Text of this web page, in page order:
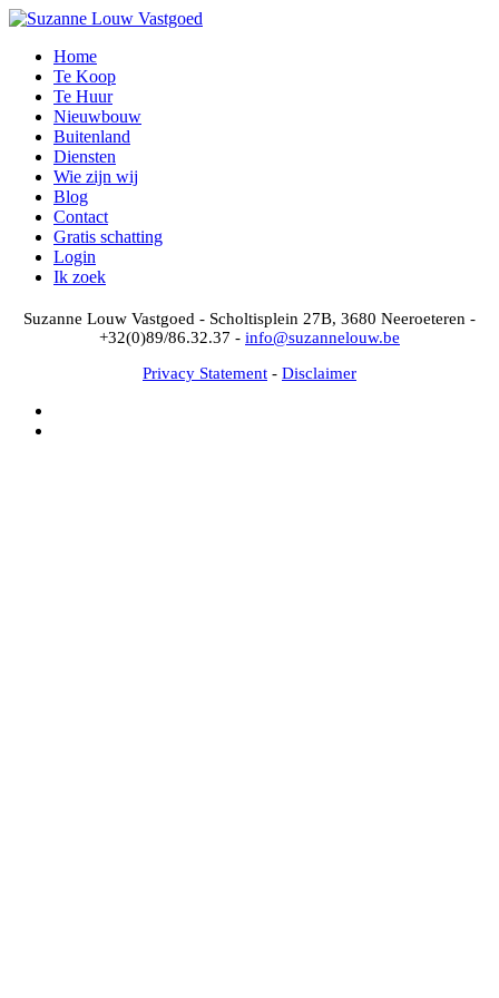
Home
Te Koop
Te Huur
Nieuwbouw
Buitenland
Diensten
Wie zijn wij
Blog
Contact
Gratis schatting
Login
Ik zoek
Suzanne Louw Vastgoed - Scholtisplein 27B, 3680 Neeroeteren -
+32(0)89/86.32.37 - info@suzannelouw.be
Privacy Statement - Disclaimer